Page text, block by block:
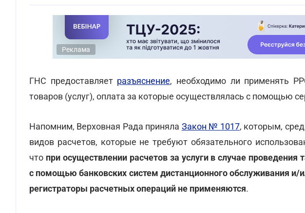
Реклама
ГНС предоставляет разъяснение, необходимо ли применять
товаров (услуг), оплата за которые осуществлялась с помощью
Напомним, Верховная Рада приняла Закон № 1017, которым,
видов расчетов, которые не требуют обязательного
что при осуществлении расчетов за услуги в случае проведения
с помощью банковских систем дистанционного обслуживания и/
регистраторы расчетных операций не применяются.